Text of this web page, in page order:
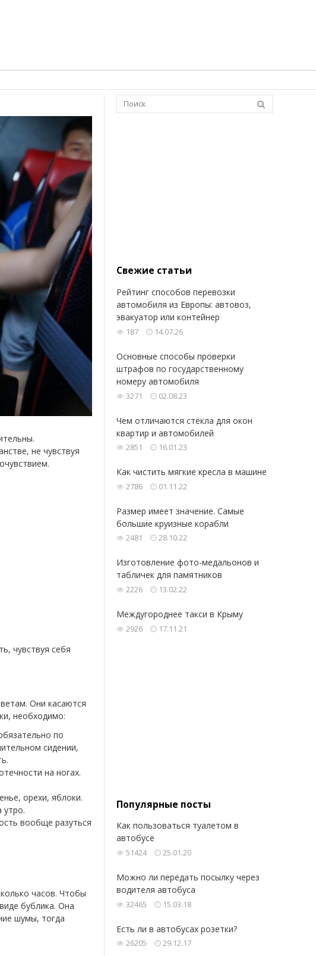
не чувствуя
чувствуя себя
Они касаются
необходимо:
по
сидении,
на ногах.
орехи, яблоки.
утро.
вообще разуться
часов. Чтобы
бублика. Она
шумы, тогда
Свежие статьи
Рейтинг способов перевозки
автомобиля из Европы: автовоз,
эвакуатор или контейнер
187 14.07.26
Основные способы проверки
штрафов по государственному
номеру автомобиля
3271 02.08.23
Чем отличаются стёкла для окон
квартир и автомобилей
2851 16.01.23
Как чистить мягкие кресла в машине
2786 01.11.22
Размер имеет значение. Самые
большие круизные корабли
2481 28.10.22
Изготовление фото-медальонов и
табличек для памятников
2226 13.02.22
Междугороднее такси в Крыму
2926 17.11.21
Популярные посты
Как пользоваться туалетом в
автобусе
51424 25.01.20
Можно ли передать посылку через
водителя автобуса
32465 15.03.18
Есть ли в автобусах розетки?
26205 29.12.17